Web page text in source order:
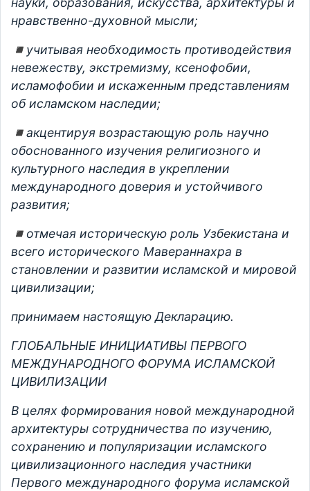
нравственно-духовной мысли;
◾️учитывая необходимость противодействия
невежеству, экстремизму, ксенофобии,
исламофобии и искаженным представлениям
об исламском наследии;
◾️акцентируя возрастающую роль научно
обоснованного изучения религиозного и
культурного наследия в укреплении
международного доверия и устойчивого
развития;
◾️отмечая историческую роль Узбекистана и
всего исторического Мавераннахра в
становлении и развитии исламской и мировой
цивилизации;
принимаем настоящую Декларацию.
ГЛОБАЛЬНЫЕ ИНИЦИАТИВЫ ПЕРВОГО
МЕЖДУНАРОДНОГО ФОРУМА ИСЛАМСКОЙ
ЦИВИЛИЗАЦИИ
В целях формирования новой международной
архитектуры сотрудничества по изучению,
сохранению и популяризации исламского
цивилизационного наследия участники
Первого международного форума исламской